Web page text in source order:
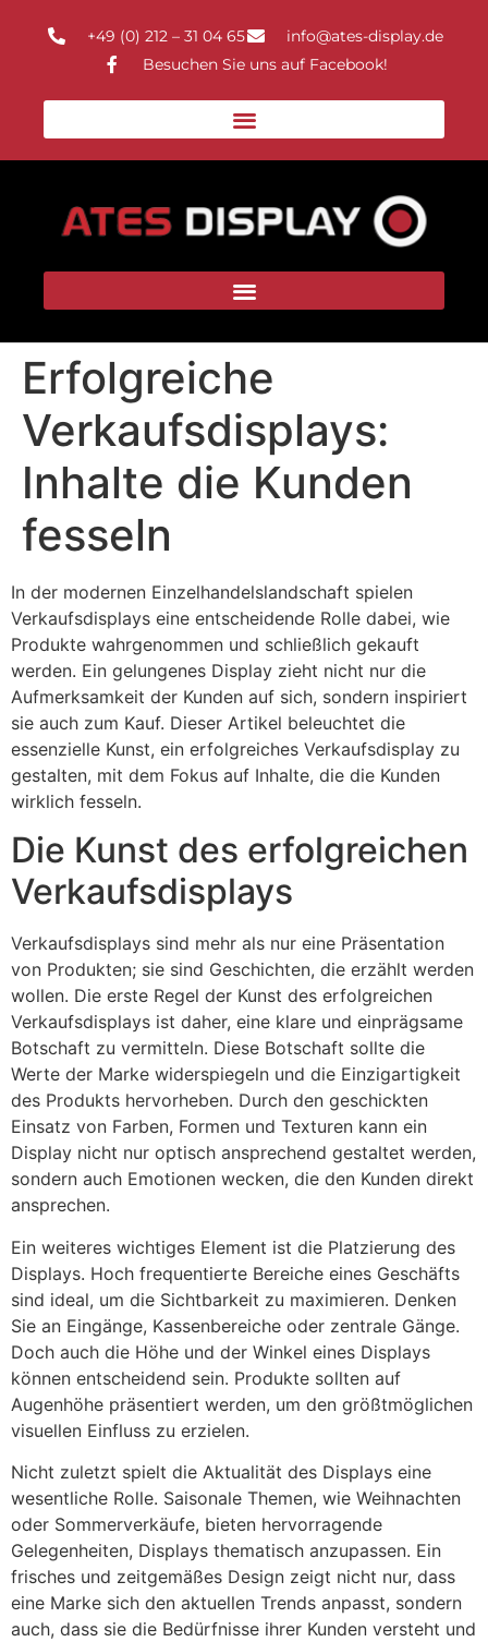
+49 (0) 212 – 31 04 65
info@ates-display.de
Besuchen Sie uns auf Facebook!
Erfolgreiche
Verkaufsdisplays:
Inhalte die Kunden
fesseln
In der modernen Einzelhandelslandschaft spielen
Verkaufsdisplays eine entscheidende Rolle dabei, wie
Produkte wahrgenommen und schließlich gekauft
werden. Ein gelungenes Display zieht nicht nur die
Aufmerksamkeit der Kunden auf sich, sondern inspiriert
sie auch zum Kauf. Dieser Artikel beleuchtet die
essenzielle Kunst, ein erfolgreiches Verkaufsdisplay zu
gestalten, mit dem Fokus auf Inhalte, die die Kunden
wirklich fesseln.
Die Kunst des erfolgreichen
Verkaufsdisplays
Verkaufsdisplays sind mehr als nur eine Präsentation
von Produkten; sie sind Geschichten, die erzählt werden
wollen. Die erste Regel der Kunst des erfolgreichen
Verkaufsdisplays ist daher, eine klare und einprägsame
Botschaft zu vermitteln. Diese Botschaft sollte die
Werte der Marke widerspiegeln und die Einzigartigkeit
des Produkts hervorheben. Durch den geschickten
Einsatz von Farben, Formen und Texturen kann ein
Display nicht nur optisch ansprechend gestaltet werden,
sondern auch Emotionen wecken, die den Kunden direkt
ansprechen.
Ein weiteres wichtiges Element ist die Platzierung des
Displays. Hoch frequentierte Bereiche eines Geschäfts
sind ideal, um die Sichtbarkeit zu maximieren. Denken
Sie an Eingänge, Kassenbereiche oder zentrale Gänge.
Doch auch die Höhe und der Winkel eines Displays
können entscheidend sein. Produkte sollten auf
Augenhöhe präsentiert werden, um den größtmöglichen
visuellen Einfluss zu erzielen.
Nicht zuletzt spielt die Aktualität des Displays eine
wesentliche Rolle. Saisonale Themen, wie Weihnachten
oder Sommerverkäufe, bieten hervorragende
Gelegenheiten, Displays thematisch anzupassen. Ein
frisches und zeitgemäßes Design zeigt nicht nur, dass
eine Marke sich den aktuellen Trends anpasst, sondern
auch, dass sie die Bedürfnisse ihrer Kunden versteht und